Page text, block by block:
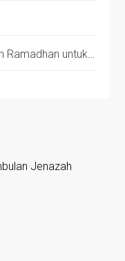
Berkah Ramadhan untuk Desa Kiarasari
Jenazah